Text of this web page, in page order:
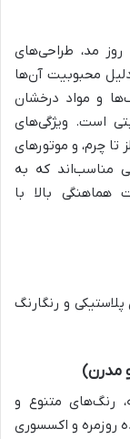
مد، طراحی‌های
محبوبیت آن‌ها
و مواد درخشان
است. ویژگی‌های
چرم، و موتورهای
مناسب‌اند که به
بالا با
و رنگارنگ
مدرن)
رنگ‌های متنوع و
روزمره و اکسسوری